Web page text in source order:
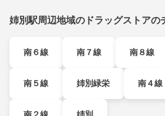
姉別駅周辺地域のドラッグストアの
南６線 南７線 南８線
南５線 姉別緑栄 南４線